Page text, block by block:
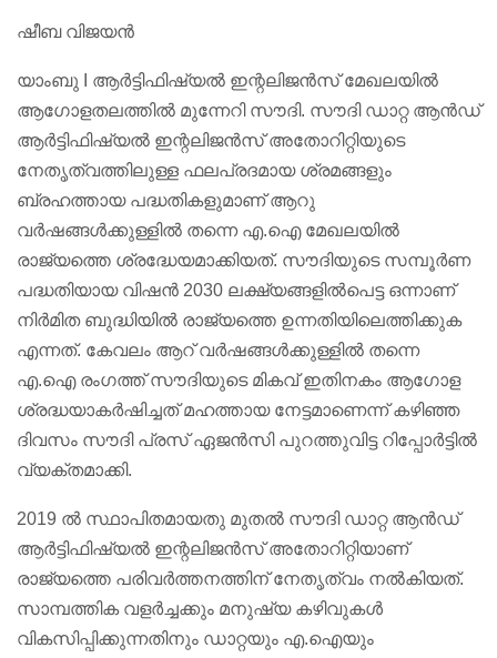
ഷീബ വിജയൻ
യാംബു I ആർട്ടിഫിഷ്യൽ ഇന്റലിജൻസ് മേഖലയിൽ
ആഗോളതലത്തിൽ മുന്നേറി സൗദി. സൗദി ഡാറ്റ ആൻഡ്
ആർട്ടിഫിഷ്യൽ ഇന്റലിജൻസ് അതോറിറ്റിയുടെ
നേതൃത്വത്തിലുള്ള ഫലപ്രദമായ ശ്രമങ്ങളും
ബ്രഹത്തായ പദ്ധതികളുമാണ് ആറു
വർഷങ്ങൾക്കുള്ളിൽ തന്നെ എ.ഐ മേഖലയിൽ
രാജ്യത്തെ ശ്രദ്ധേയമാക്കിയത്. സൗദിയുടെ സമ്പൂർണ
പദ്ധതിയായ വിഷൻ 2030 ലക്ഷ്യങ്ങളിൽപെട്ട ഒന്നാണ്
നിർമിത ബുദ്ധിയിൽ രാജ്യത്തെ ഉന്നതിയിലെത്തിക്കുക
എന്നത്. കേവലം ആറ് വർഷങ്ങൾക്കുള്ളിൽ തന്നെ
എ.ഐ രംഗത്ത് സൗദിയുടെ മികവ് ഇതിനകം ആഗോള
ശ്രദ്ധയാകർഷിച്ചത് മഹത്തായ നേട്ടമാണെന്ന് കഴിഞ്ഞ
ദിവസം സൗദി പ്രസ് ഏജൻസി പുറത്തുവിട്ട റിപ്പോർട്ടിൽ
വ്യക്തമാക്കി.
2019 ൽ സ്ഥാപിതമായതു മുതൽ സൗദി ഡാറ്റ ആൻഡ്
ആർട്ടിഫിഷ്യൽ ഇന്റലിജൻസ് അതോറിറ്റിയാണ്
രാജ്യത്തെ പരിവർത്തനത്തിന് നേതൃത്വം നൽകിയത്.
സാമ്പത്തിക വളർച്ചക്കും മനുഷ്യ കഴിവുകൾ
വികസിപ്പിക്കുന്നതിനും ഡാറ്റയും എ.ഐയും